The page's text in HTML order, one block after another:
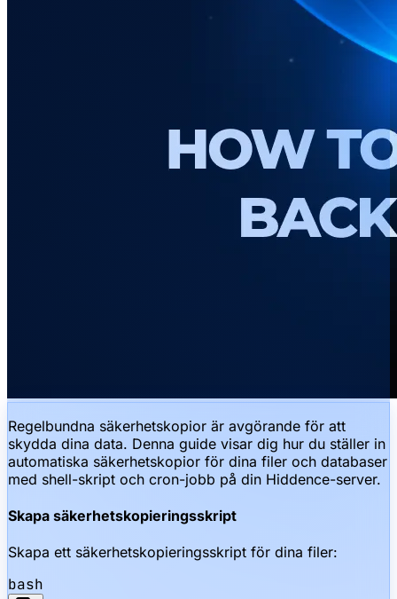
Regelbundna säkerhetskopior är avgörande för att
skydda dina data. Denna guide visar dig hur du ställer in
automatiska säkerhetskopior för dina filer och databaser
med shell-skript och cron-jobb på din Hiddence-server.
Skapa säkerhetskopieringsskript
Skapa ett säkerhetskopieringsskript för dina filer:
bash